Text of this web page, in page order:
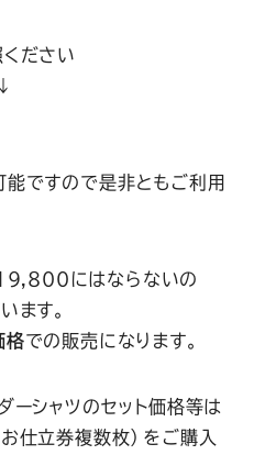
ださい
能ですので是非ともご利用
19,800にはならないの
ます。
格での販売になります。
ーシャツのセット価格等は
仕立券複数枚）をご購入